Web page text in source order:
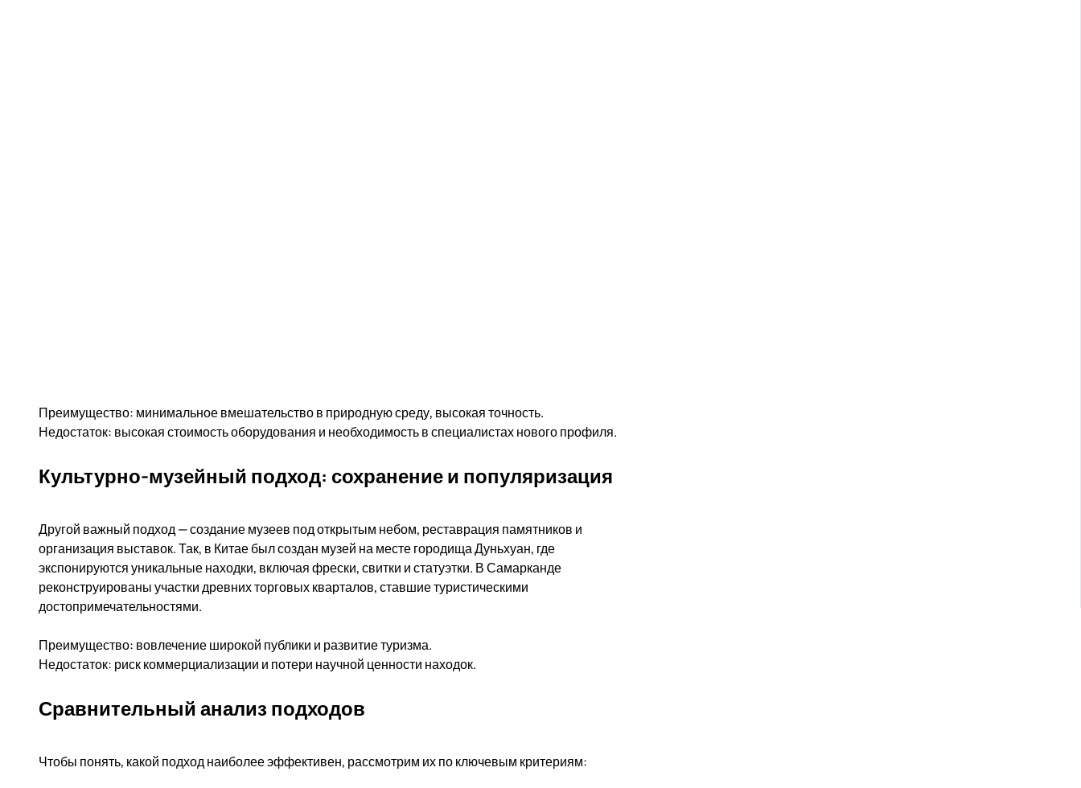
Преимущество: минимальное вмешательство в природную среду, высокая точность.
Недостаток: высокая стоимость оборудования и необходимость в специалистах нового профиля.
Культурно-музейный подход: сохранение и популяризация
Другой важный подход — создание музеев под открытым небом, реставрация памятников и
организация выставок. Так, в Китае был создан музей на месте городища Дуньхуан, где
экспонируются уникальные находки, включая фрески, свитки и статуэтки. В Самарканде
реконструированы участки древних торговых кварталов, ставшие туристическими
достопримечательностями.
Преимущество: вовлечение широкой публики и развитие туризма.
Недостаток: риск коммерциализации и потери научной ценности находок.
Сравнительный анализ подходов
Чтобы понять, какой подход наиболее эффективен, рассмотрим их по ключевым критериям: